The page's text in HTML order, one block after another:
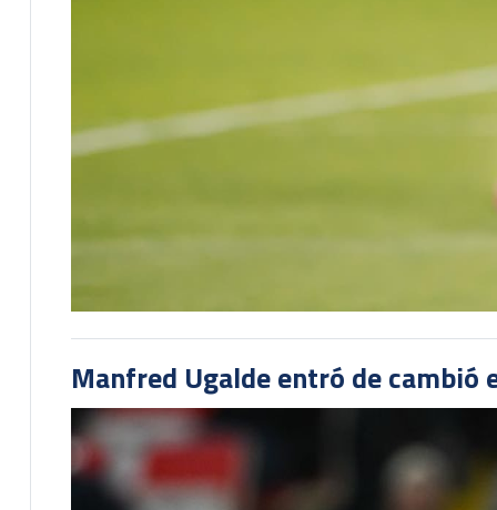
Manfred Ugalde entró de cambió